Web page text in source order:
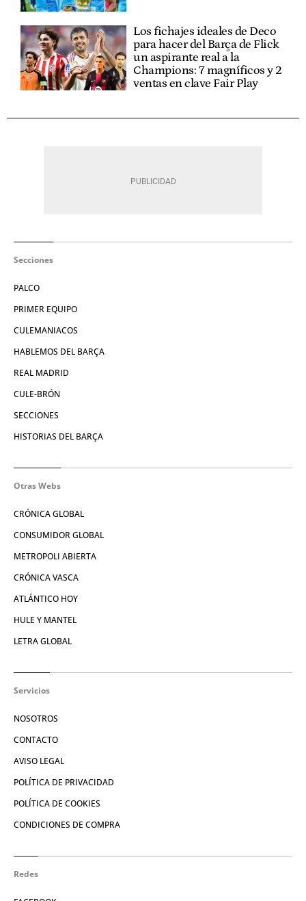
Los fichajes ideales de Deco
para hacer del Barça de Flick
un aspirante real a la
Champions: 7 magníficos y 2
ventas en clave Fair Play
Secciones
PALCO
PRIMER EQUIPO
CULEMANIACOS
HABLEMOS DEL BARÇA
REAL MADRID
CULE-BRÓN
SECCIONES
HISTORIAS DEL BARÇA
Otras Webs
CRÓNICA GLOBAL
CONSUMIDOR GLOBAL
METROPOLI ABIERTA
CRÓNICA VASCA
ATLÁNTICO HOY
HULE Y MANTEL
LETRA GLOBAL
Servicios
NOSOTROS
CONTACTO
AVISO LEGAL
POLÍTICA DE PRIVACIDAD
POLÍTICA DE COOKIES
CONDICIONES DE COMPRA
Redes